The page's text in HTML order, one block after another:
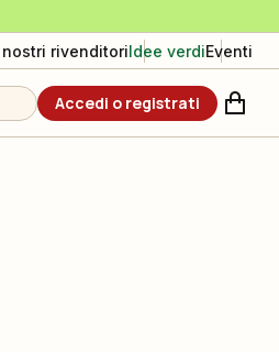
nostri rivenditoriIdee verdiEventi
Accedi o registrati